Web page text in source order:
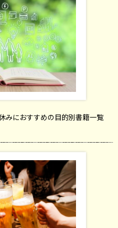
みにおすすめの目的別書籍一覧